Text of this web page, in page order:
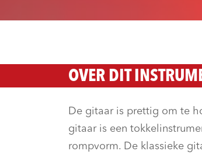
OVER DIT
De gitaar is prettig om te
gitaar is een
rompvorm. De klassieke